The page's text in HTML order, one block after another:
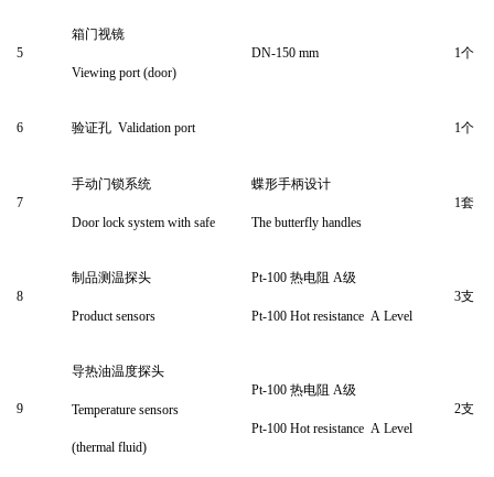
5
箱门视镜
Viewing port (door)
DN-150 mm 1个
6 验证孔 Validation port 1个
7
手动门锁系统
Door lock system with safe
蝶形手柄设计
The butterfly handles
1套
8
制品测温探头
Product sensors
Pt-100 热电阻 A级
Pt-100 Hot resistance A Level
3支
9
导热油温度探头
Temperature sensors
(thermal fluid)
Pt-100 热电阻 A级
Pt-100 Hot resistance A Level
2支